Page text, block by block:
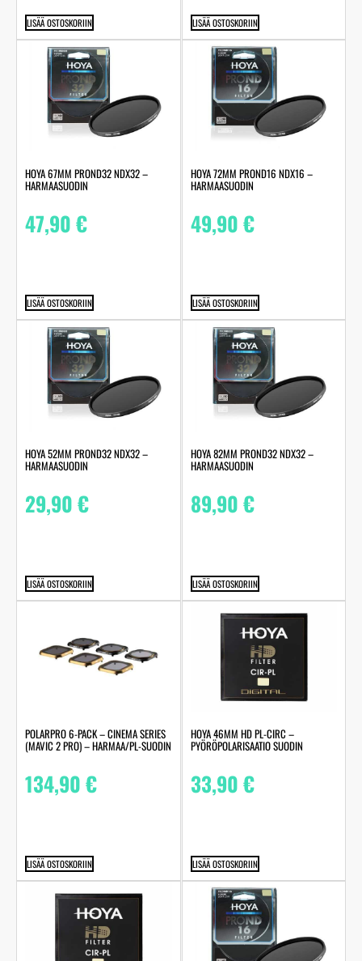
LISÄÄ OSTOSKORIIN LISÄÄ OSTOSKORIIN
HOYA 67MM PROND32 NDX32 –
HARMAASUODIN
47,90€
LISÄÄ OSTOSKORIIN
HOYA 72MM PROND16 NDX16 –
HARMAASUODIN
49,90€
LISÄÄ OSTOSKORIIN
HOYA 52MM PROND32 NDX32 –
HARMAASUODIN
29,90€
LISÄÄ OSTOSKORIIN
HOYA 82MM PROND32 NDX32 –
HARMAASUODIN
89,90€
LISÄÄ OSTOSKORIIN
POLARPRO 6-PACK – CINEMA SERIES
(MAVIC 2 PRO) – HARMAA/PL-SUODIN
134,90€
LISÄÄ OSTOSKORIIN
HOYA 46MM HD PL-CIRC –
PYÖRÖPOLARISAATIO SUODIN
33,90€
LISÄÄ OSTOSKORIIN